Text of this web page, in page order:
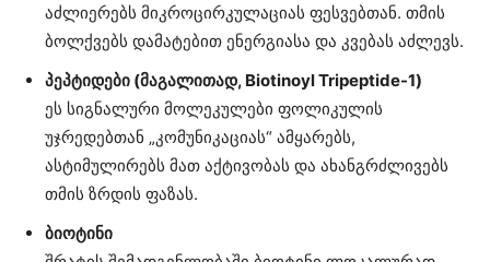
აძლიერებს მიკროცირკულაციას ფესვებთან. თმის
ბოლქვებს დამატებით ენერგიასა და კვებას აძლევს.
პეპტიდები (მაგალითად, Biotinoyl Tripeptide-1)
ეს სიგნალური მოლეკულები ფოლიკულის
უჯრედებთან „კომუნიკაციას“ ამყარებს,
ასტიმულირებს მათ აქტივობას და ახანგრძლივებს
თმის ზრდის ფაზას.
ბიოტინი